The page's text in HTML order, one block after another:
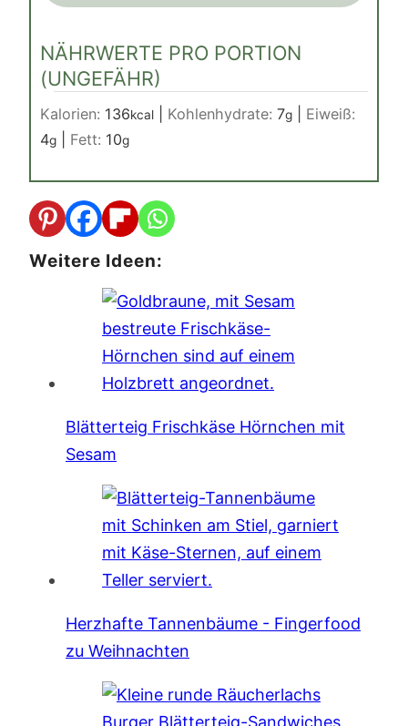
NÄHRWERTE PRO PORTION
(UNGEFÄHR)
Kalorien: 136kcal Kohlenhydrate: 7g
Eiweiß:
4g Fett: 10g
Weitere Ideen:
Blätterteig Frischkäse Hörnchen mit
Sesam
Herzhafte Tannenbäume - Fingerfood
zu Weihnachten